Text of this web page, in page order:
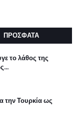
ΠΡΟΣΦΑΤΑ
το λάθος της
την Τουρκία ως